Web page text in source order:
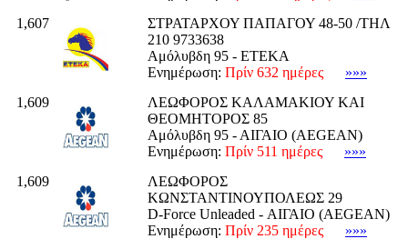
1,607
ΣΤΡΑΤΑΡΧΟΥ ΠΑΠΑΓΟΥ 48-50 /ΤΗΛ
210 9733638
Αμόλυβδη 95 - ΕΤΕΚΑ
Ενημέρωση: Πρίν 632 ημέρες
»»»
1,609
ΛΕΩΦΟΡΟΣ ΚΑΛΑΜΑΚΙΟΥ ΚΑΙ
ΘΕΟΜΗΤΟΡΟΣ 85
Αμόλυβδη 95 - ΑΙΓΑΙΟ (AEGEAN)
Ενημέρωση: Πρίν 511 ημέρες
»»»
1,609
ΛΕΩΦΟΡΟΣ
ΚΩΝΣΤΑΝΤΙΝΟΥΠΟΛΕΩΣ 29
D-Force Unleaded - ΑΙΓΑΙΟ (AEGEAN)
Ενημέρωση: Πρίν 235 ημέρες
»»»